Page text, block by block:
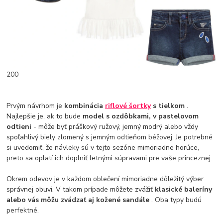
200
Prvým návrhom je kombinácia riflové šortkys tielkom.
Najlepšie je, ak to bude model s ozdôbkami, v pastelovom
odtieni - môže byť práškový ružový, jemný modrý alebo vždy
spoľahlivý biely zlomený s jemným odtieňom béžovej. Je potrebné
si uvedomiť, že návleky sú v tejto sezóne mimoriadne horúce,
preto sa oplatí ich doplniť letnými súpravami pre vaše princeznej.
Okrem odevov je v každom oblečení mimoriadne dôležitý výber
správnej obuvi. V takom prípade môžete zvážiť klasické baleríny
alebo vás môžu zvádzať aj kožené sandále. Oba typy budú
perfektné.